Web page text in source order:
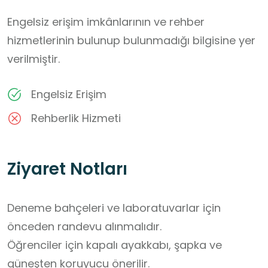
Engelsiz erişim imkânlarının ve rehber
hizmetlerinin bulunup bulunmadığı bilgisine yer
verilmiştir.
Engelsiz Erişim
Rehberlik Hizmeti
Ziyaret Notları
Deneme bahçeleri ve laboratuvarlar için
önceden randevu alınmalıdır.
Öğrenciler için kapalı ayakkabı, şapka ve
güneşten koruyucu önerilir.